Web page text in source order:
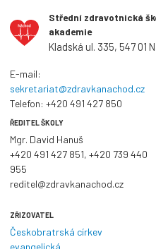
Střední zdravotnická
akademie
Kladská ul. 335, 547 01
E-mail:
sekretariat@zdravkanachod.cz
Telefon: +420 491 427 850
ŘEDITEL ŠKOLY
Mgr. David Hanuš
+420 491 427 851, +420 739 440
955
reditel@zdravkanachod.cz
ZŘIZOVATEL
Českobratrská církev
evangelická